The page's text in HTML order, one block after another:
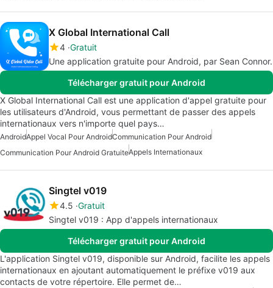
X Global International Call
4 Gratuit
Une application gratuite pour Android, par Sean Connor.
Télécharger gratuit pour Android
X Global International Call est une application d'appel gratuite pour
les utilisateurs d'Android, vous permettant de passer des appels
internationaux vers n'importe quel pays…
AndroidAppel Vocal Pour AndroidCommunication Pour Android
Communication Pour Android GratuiteAppels Internationaux
Singtel v019
4.5 Gratuit
Singtel v019 : App d'appels internationaux
Télécharger gratuit pour Android
L'application Singtel v019, disponible sur Android, facilite les appels
internationaux en ajoutant automatiquement le préfixe v019 aux
contacts de votre répertoire. Elle permet de…